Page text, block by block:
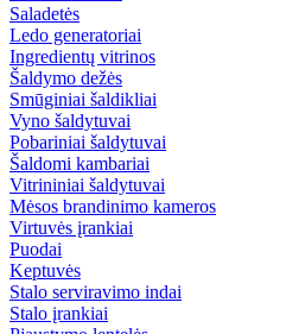
Saladetės
Ledo generatoriai
Ingredientų vitrinos
Šaldymo dežės
Smūginiai šaldikliai
Vyno šaldytuvai
Pobariniai šaldytuvai
Šaldomi kambariai
Vitrininiai šaldytuvai
Mėsos brandinimo kameros
Virtuvės įrankiai
Puodai
Keptuvės
Stalo serviravimo indai
Stalo įrankiai